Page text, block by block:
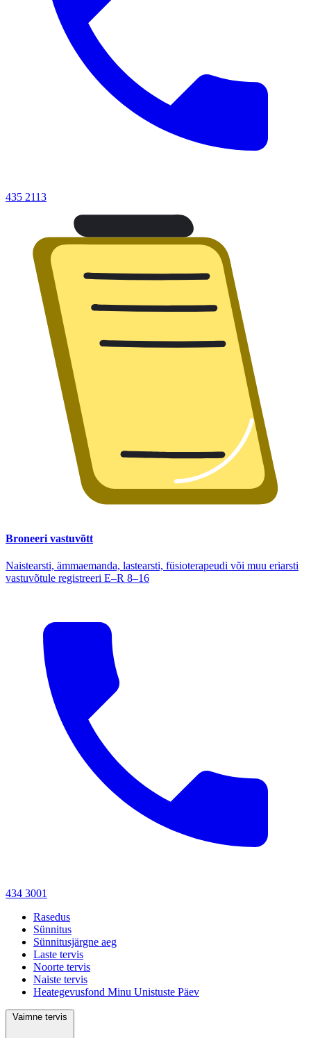
435 2113
Broneeri vastuvõtt
Naistearsti, ämmaemanda, lastearsti, füsioterapeudi või muu eriarsti
vastuvõtule registreeri E–R 8–16
434 3001
Rasedus
Sünnitus
Sünnitusjärgne aeg
Laste tervis
Noorte tervis
Naiste tervis
Heategevusfond Minu Unistuste Päev
Vaimne tervis